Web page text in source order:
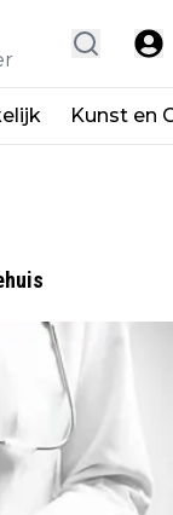
Kunst en